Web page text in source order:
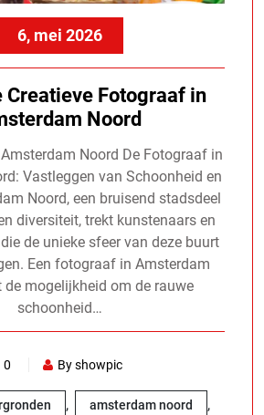
6, mei 2026
Creatieve Fotograaf in
Noord
Noord De Fotograaf in
Vastleggen van Schoonheid en
Noord, een bruisend stadsdeel
diversiteit, trekt kunstenaars en
de unieke sfeer van deze buurt
Een fotograaf in Amsterdam
de mogelijkheid om de rauwe
schoonheid…
0 By showpic
, amsterdam noord ,